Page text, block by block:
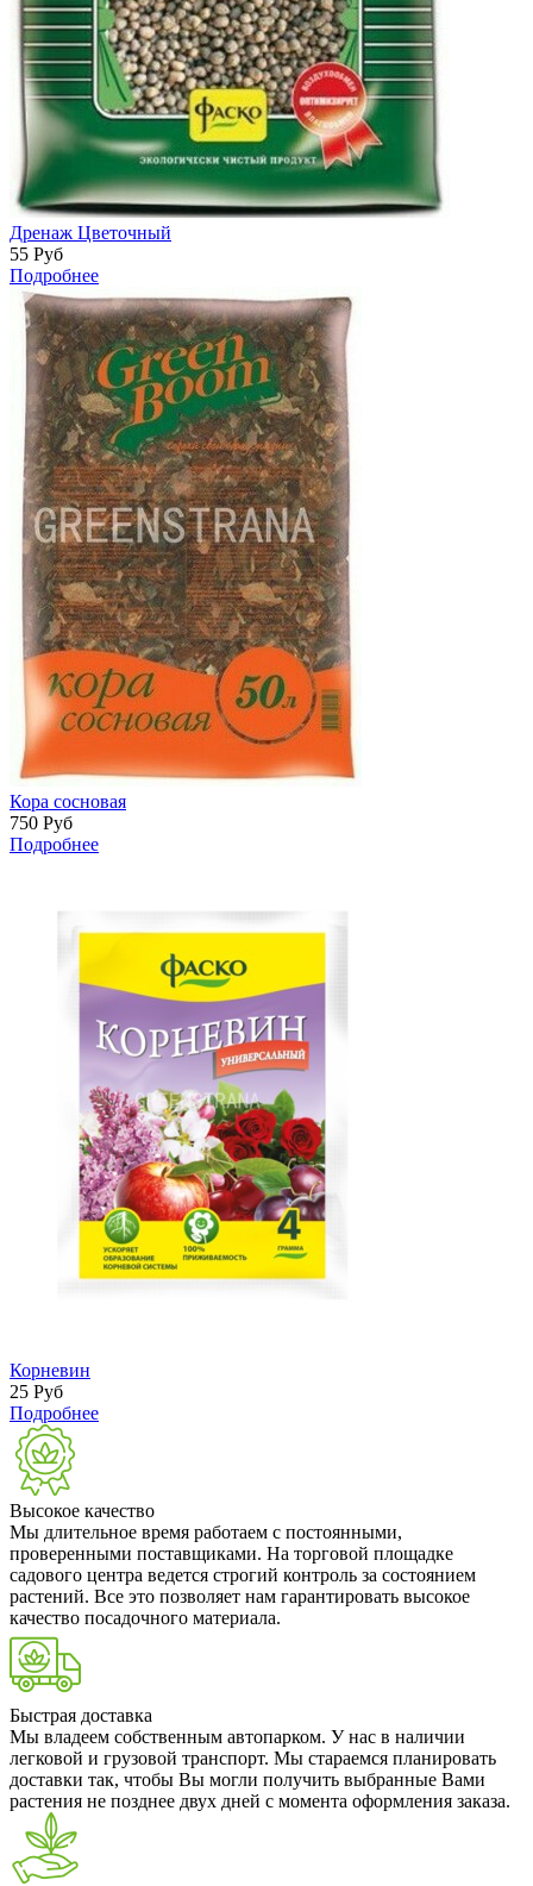
Дренаж Цветочный
55 Руб
Подробнее
Кора сосновая
750 Руб
Подробнее
Корневин
25 Руб
Подробнее
Высокое качество
Мы длительное время работаем с постоянными,
проверенными поставщиками. На торговой площадке
садового центра ведется строгий контроль за состоянием
растений. Все это позволяет нам гарантировать высокое
качество посадочного материала.
Быстрая доставка
Мы владеем собственным автопарком. У нас в наличии
легковой и грузовой транспорт. Мы стараемся планировать
доставки так, чтобы Вы могли получить выбранные Вами
растения не позднее двух дней с момента оформления заказа.